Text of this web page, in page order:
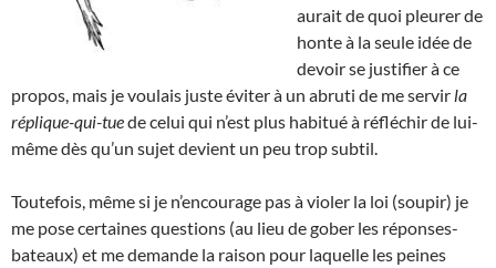
aurait de quoi pleurer de
honte à la seule idée de
devoir se justifier à ce
propos, mais je voulais juste éviter à un abruti de me servir la
réplique-qui-tuede celui qui n’est plus habitué à réfléchir de lui-
même dès qu’un sujet devient un peu trop subtil.
Toutefois, même si je n’encourage pas à violer la loi (soupir) je
me pose certaines questions (au lieu de gober les réponses-
bateaux) et me demande la raison pour laquelle les peines